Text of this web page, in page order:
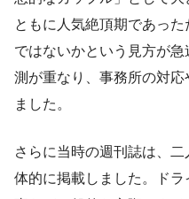
ともに人気絶頂期であっ
ではないかという見方が
測が重なり、事務所の対
ました。
さらに当時の週刊誌は、
体的に掲載しました。ド